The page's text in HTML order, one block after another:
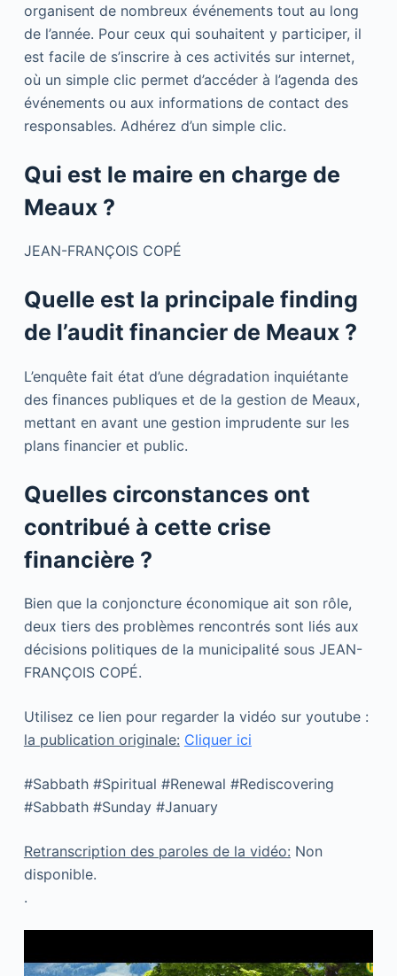
organisent de nombreux événements tout au long
de l’année. Pour ceux qui souhaitent y participer, il
est facile de s’inscrire à ces activités sur internet,
où un simple clic permet d’accéder à l’agenda des
événements ou aux informations de contact des
responsables. Adhérez d’un simple clic.
Qui est le maire en charge de
Meaux ?
JEAN-FRANÇOIS COPÉ
Quelle est la principale finding
de l’audit financier de Meaux ?
L’enquête fait état d’une dégradation inquiétante
des finances publiques et de la gestion de Meaux,
mettant en avant une gestion imprudente sur les
plans financier et public.
Quelles circonstances ont
contribué à cette crise
financière ?
Bien que la conjoncture économique ait son rôle,
deux tiers des problèmes rencontrés sont liés aux
décisions politiques de la municipalité sous JEAN-
FRANÇOIS COPÉ.
Utilisez ce lien pour regarder la vidéo sur youtube :
la publication originale: Cliquer ici
#Sabbath #Spiritual #Renewal #Rediscovering
#Sabbath #Sunday #January
Retranscription des paroles de la vidéo: Non
disponible.
.